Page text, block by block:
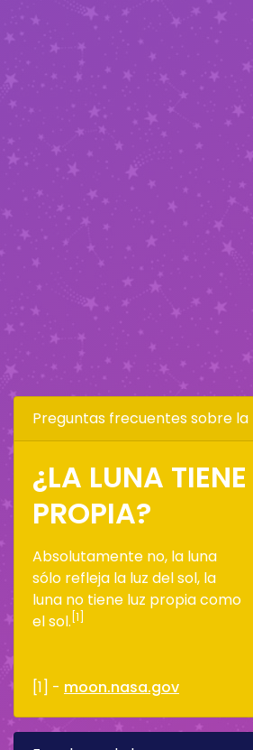
Preguntas frecuentes sobre la
¿LA LUNA
PROPIA?
Absolutamente no, la luna
sólo refleja la luz del sol, la
luna no tiene luz propia como
el sol. [1]
[1] - moon.nasa.gov